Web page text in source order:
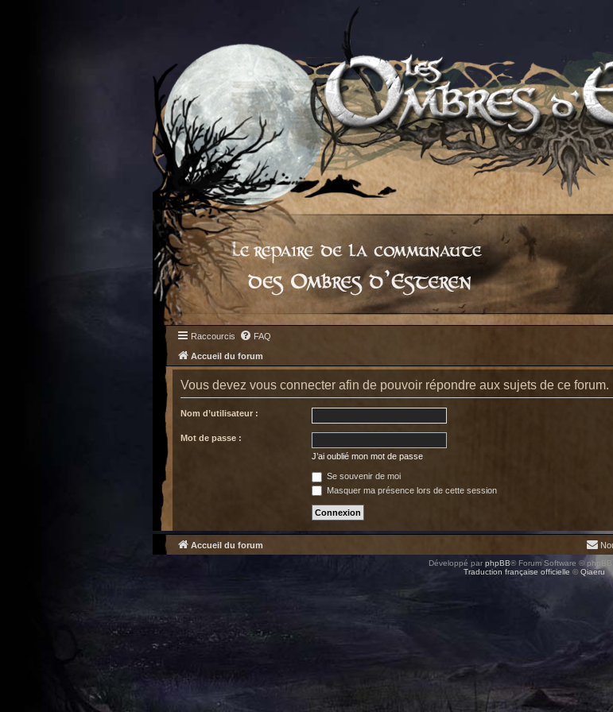
Raccourcis FAQ
Accueil du forum
Vous devez vous connecter afin de pouvoir répondre aux sujets de ce forum.
Nom d’utilisateur :
Mot de passe :
J’ai oublié mon mot de passe
Se souvenir de moi
Masquer ma présence lors de cette session
Accueil du forum
Développé par phpBB® Forum Software © phpBB
Traduction française officielle © Qiaeru